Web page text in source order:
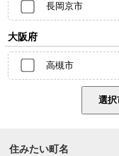
長岡京市
大阪府
高槻市
住みたい町名